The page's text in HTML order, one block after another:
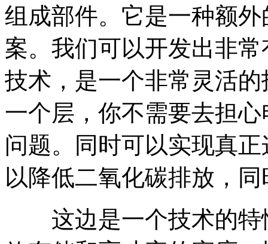
组成部件。它是一种额
案。我们可以开发出非
技术，是一个非常灵活
一个层，你不需要去担
问题。同时可以实现真
以降低二氧化碳排放，
这边是一个技术的特